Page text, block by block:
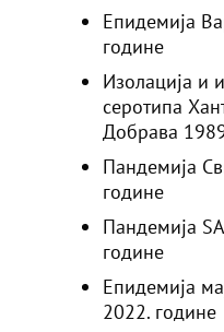
Епидемија
године
Изолација и
серотипа
Добрава
Пандемија
године
Пандемија
године
Епидемија
2022. године